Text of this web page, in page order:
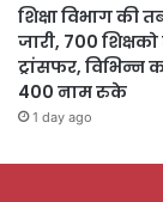
शिक्षा विभाग की
जारी, 700
ट्रांसफर, विभिन्न
400 नाम रुके
1 day ago